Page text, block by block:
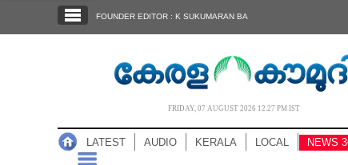
NOTIFIED NEWS
FOUNDER EDITOR : K SUKUMARAN BA
FRIDAY, 07 AUGUST 2026 12.27 PM IST
LATEST AUDIO KERALA LOCAL NEWS